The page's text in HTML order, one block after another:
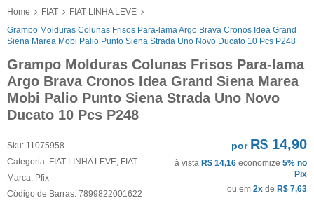
Home FIAT
FIAT LINHA LEVE
Grampo Molduras Colunas Frisos Para-lama Argo Brava Cronos Idea Grand
Siena Marea Mobi Palio Punto Siena Strada Uno Novo Ducato 10 Pcs P248
Grampo Molduras Colunas Frisos Para-lama
Argo Brava Cronos Idea Grand Siena Marea
Mobi Palio Punto Siena Strada Uno Novo
Ducato 10 Pcs P248
Sku: 11075958
Categoria: FIAT LINHA LEVE FIAT
Marca: Pfix
Código de Barras: 7899822001622
por R$ 14,90
à vista R$ 14,16 economize 5% no
Pix
ou em 2x de R$ 7,63